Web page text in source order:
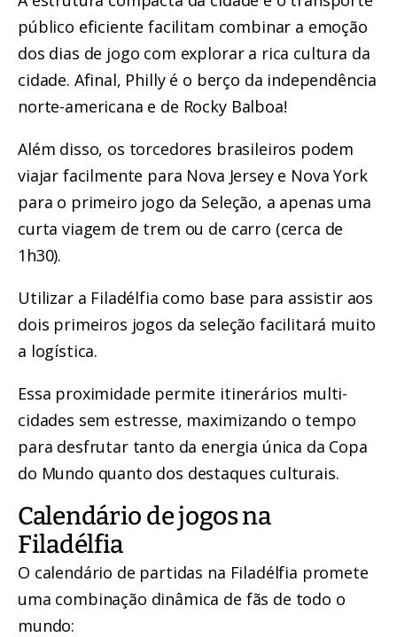
público eficiente facilitam combinar a emoção
dos dias de jogo com explorar a rica cultura da
cidade. Afinal, Philly é o berço da independência
norte-americana e de Rocky Balboa!
Além disso, os torcedores brasileiros podem
viajar facilmente para Nova Jersey e Nova York
para o primeiro jogo da Seleção, a apenas uma
curta viagem de trem ou de carro (cerca de
1h30).
Utilizar a Filadélfia como base para assistir aos
dois primeiros jogos da seleção facilitará muito
a logística.
Essa proximidade permite itinerários multi-
cidades sem estresse, maximizando o tempo
para desfrutar tanto da energia única da Copa
do Mundo quanto dos destaques culturais.
Calendário de jogos na
Filadélfia
O calendário de partidas na Filadélfia promete
uma combinação dinâmica de fãs de todo o
mundo: